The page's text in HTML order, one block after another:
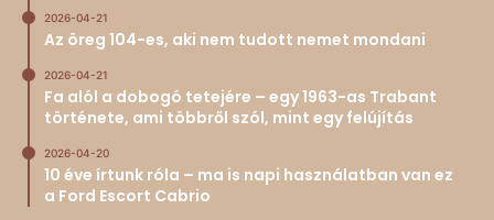
2026-04-21
Az öreg 104-es, aki nem tudott nemet mondani
2026-04-21
Fa alól a dobogó tetejére – egy 1963-as Trabant
története, ami többről szól, mint egy felújítás
2026-04-20
10 éve írtunk róla – ma is napi használatban van ez
a Ford Escort Cabrio